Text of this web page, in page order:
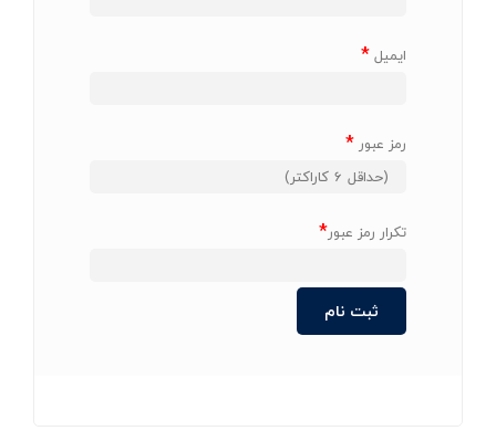
ایمیل*
رمز عبور *
تکرار رمز عبور*